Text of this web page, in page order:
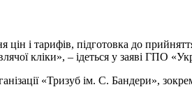
і тарифів, підготовка до
кліки», – ідеться у заяві ГПО
«Тризуб ім. С. Бандери»,